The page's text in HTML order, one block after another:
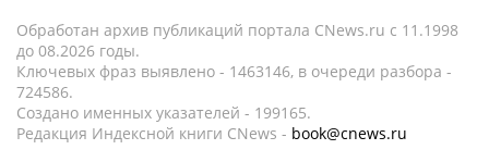
Обработан архив публикаций портала CNews.ru c 11.1998
до 08.2026 годы.
Ключевых фраз выявлено - 1463146, в очереди разбора -
724586.
Создано именных указателей - 199165.
Редакция Индексной книги CNews - book@cnews.ru